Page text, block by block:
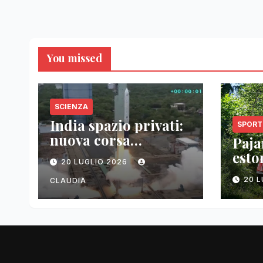
You missed
SCIENZA
India spazio privati:
nuova corsa
tecnologica
20 LUGLIO 2026
CLAUDIA
SPORT
20